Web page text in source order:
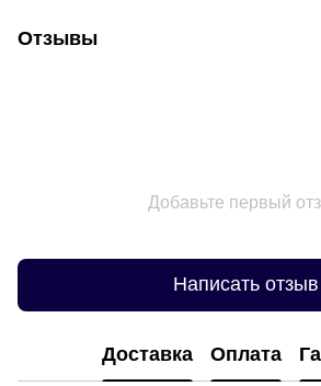
Отзывы
Добавьте первый
Написать отзыв
Доставка Оплата